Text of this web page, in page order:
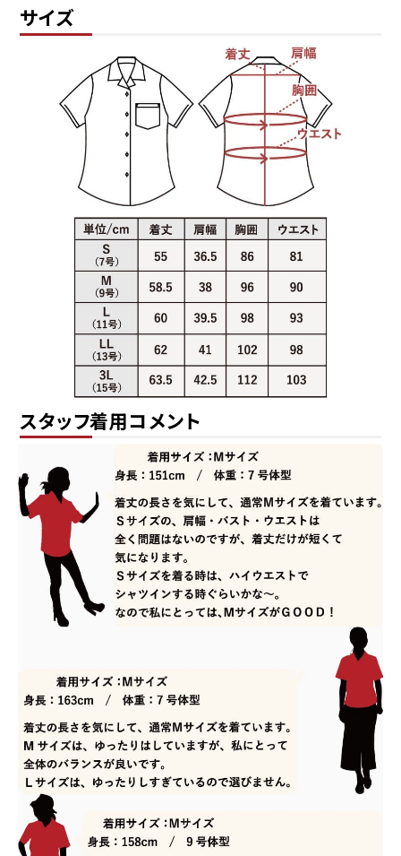
海やクジラが好きな方、沖縄旅行で映える一
枚を探している方、シンプルすぎず印象に残
るかりゆしウェアを着たい方におすすめです。
柄はしっかり入っていますが、単色調でまとめ
ているため、大人の方にも取り入れやすいデ
ザインです。
「沖縄らしさはほしいけれど、派手すぎる柄は
少し不安」という方にも選びやすい一枚です。
洗濯機で洗えますか？
ご家庭でお洗濯いただけます。型崩れや色落
ちを防ぐため、洗濯ネットの使用をおすすめし
ております。
乾燥機のご使用や、濡れたまま長時間放置す
ることはお避けください。洗濯後は形を整え
て陰干しすると、長くきれいにご愛用いただけ
ます。
サイズが合わなかった場合、交換できま
すか？
未使用・タグ付きで、再販可能な状態の商品
であれば、お客様都合の場合でも交換対応を
承っております。
交換にかかる往復送料につきましては、お客
送料はどのくらいかかりますか？
ネコポスをご利用の場合は全国一律385円
（税込）です。
（税込）となります。
また、16,500円（税込）以上のお買い上げで
サイズ
スタッフ着用コメント